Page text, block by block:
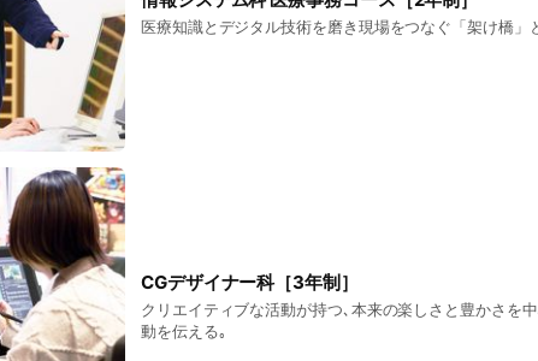
医療知識とデジタル技術を磨き現場をつなぐ「架け橋」
CGデザイナー科［3年制］
クリエイティブな活動が持つ､本来の楽しさと豊かさを
動を伝える｡